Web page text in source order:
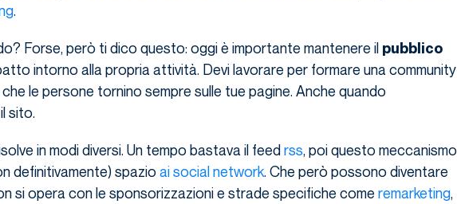
.
Forse, però ti dico questo: oggi è importante mantenere il pubblico
intorno alla propria attività. Devi lavorare per formare una community
le persone tornino sempre sulle tue pagine. Anche quando
sito.
in modi diversi. Un tempo bastava il feedrss, poi questo meccanismo
definitivamente) spazio ai social network. Che però possono diventare
si opera con le sponsorizzazioni e strade specifiche come remarketing,